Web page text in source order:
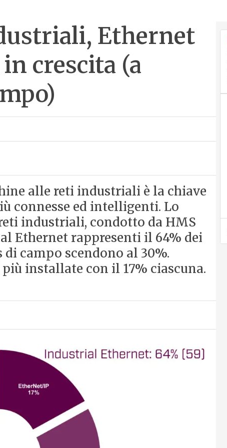
Ethernet
crescita (a
alle reti industriali è la chiave
connesse ed intelligenti. Lo
industriali, condotto da HMS
Ethernet rappresenti il 64% dei
campo scendono al 30%.
installate con il 17% ciascuna.